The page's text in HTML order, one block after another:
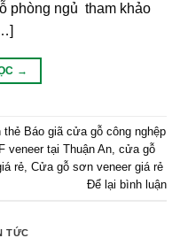
phòng ngủ tham khảo
→
thẻ Báo giã cửa gỗ công nghệp
veneer tại Thuận An cửa gỗ
rẻ Cửa gỗ sơn veneer giá rẻ
Để lại bình luận
TỨC